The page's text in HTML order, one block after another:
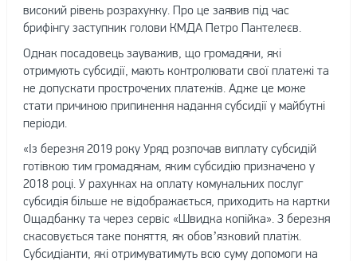
високий рівень розрахунку. Про це заявив під час
брифінгу заступник голови КМДА Петро Пантелеєв.
Однак посадовець зауважив, що громадяни, які
отримують субсидії, мають контролювати свої платежі та
не допускати прострочених платежів. Адже це може
стати причиною припинення надання субсидії у майбутні
періоди.
«Із березня 2019 року Уряд розпочав виплату субсидій
готівкою тим громадянам, яким субсидію призначено у
2018 році. У рахунках на оплату комунальних послуг
субсидія більше не відображається, приходить на картки
Ощадбанку та через сервіс «Швидка копійка». З березня
скасовується таке поняття, як обов’язковий платіж.
Субсидіанти, які отримуватимуть всю суму допомоги на